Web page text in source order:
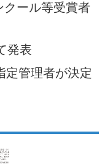
ール等受賞者
発表
定管理者が決定